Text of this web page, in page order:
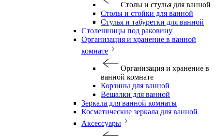
Столы и стулья для ванной
Столы и стойки для ванной
Стулья и табуретки для ванной
Столешницы под раковину
Организация и хранение в ванной
комнате
Организация и хранение в
ванной комнате
Корзины для ванной
Вешалки для ванной
Зеркала для ванной комнаты
Косметические зеркала для ванной
Аксессуары